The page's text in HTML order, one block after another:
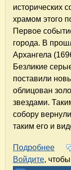
исторических
храмом этого
Первое
города. В
Архангела
Безликие
поставили
облицован
звездами.
собору
таким его и
Подробнее о
Войдите,